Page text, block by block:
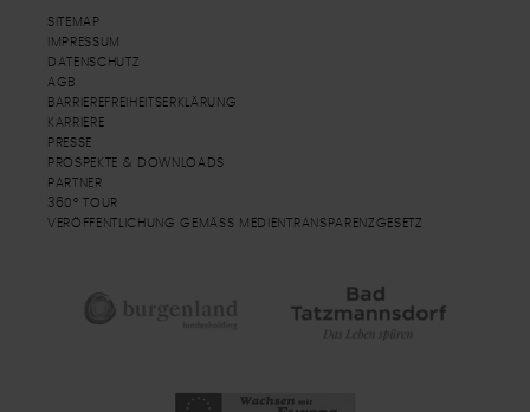
SITEMAP
IMPRESSUM
DATENSCHUTZ
AGB
BARRIEREFREIHEITSERKLÄRUNG
KARRIERE
PRESSE
PROSPEKTE & DOWNLOADS
PARTNER
360° TOUR
VERÖFFENTLICHUNG GEMÄSS MEDIENTRANSPARENZGESETZ